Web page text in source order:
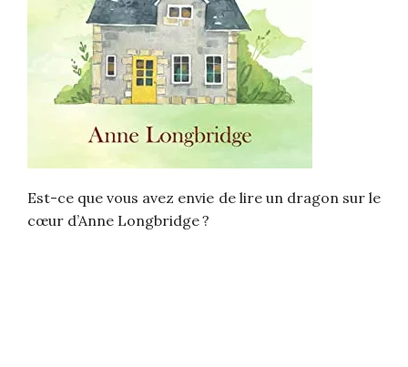
Est-ce que vous avez envie de lire un dragon sur le
cœur d’Anne Longbridge ?